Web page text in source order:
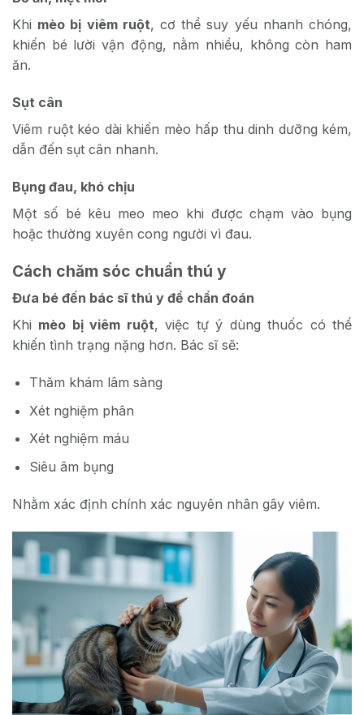
Khi mèo bị viêm ruột, cơ thể suy yếu nhanh chóng,
khiến bé lười vận động, nằm nhiều, không còn ham
ăn.
Sụt cân
Viêm ruột kéo dài khiến mèo hấp thu dinh dưỡng kém,
dẫn đến sụt cân nhanh.
Bụng đau, khó chịu
Một số bé kêu meo meo khi được chạm vào bụng
hoặc thường xuyên cong người vì đau.
Cách chăm sóc chuẩn thú y
Đưa bé đến bác sĩ thú y để chẩn đoán
Khi mèo bị viêm ruột, việc tự ý dùng thuốc có thể
khiến tình trạng nặng hơn. Bác sĩ sẽ:
Thăm khám lâm sàng
Xét nghiệm phân
Xét nghiệm máu
Siêu âm bụng
Nhằm xác định chính xác nguyên nhân gây viêm.